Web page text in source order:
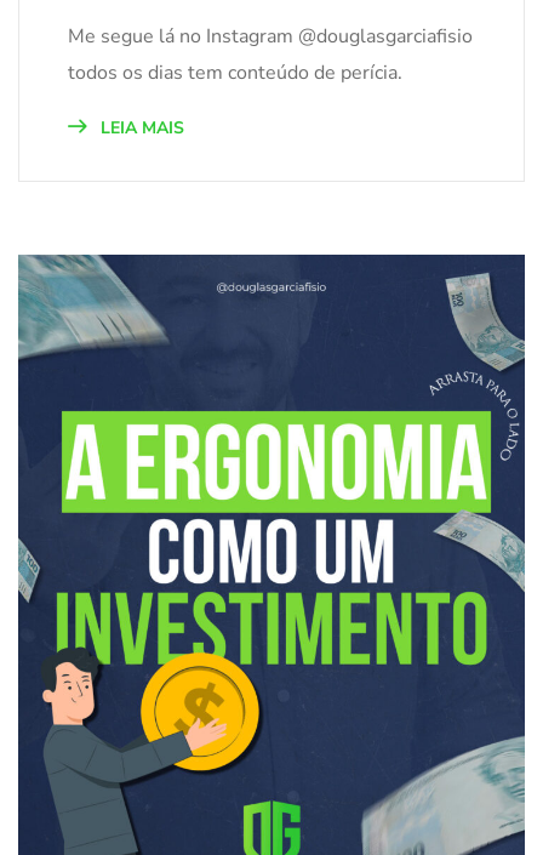
Me segue lá no Instagram @douglasgarciafisio
todos os dias tem conteúdo de perícia.
LEIA MAIS